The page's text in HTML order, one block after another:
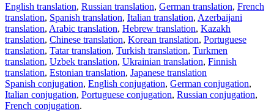
English translation, Russian translation, German translation, French
translation, Spanish translation, Italian translation, Azerbaijani
translation, Arabic translation, Hebrew translation, Kazakh
translation, Chinese translation, Korean translation, Portuguese
translation, Tatar translation, Turkish translation, Turkmen
translation, Uzbek translation, Ukrainian translation, Finnish
translation, Estonian translation, Japanese translation
Spanish conjugation, English conjugation, German conjugation,
Italian conjugation, Portuguese conjugation, Russian conjugation,
French conjugation.